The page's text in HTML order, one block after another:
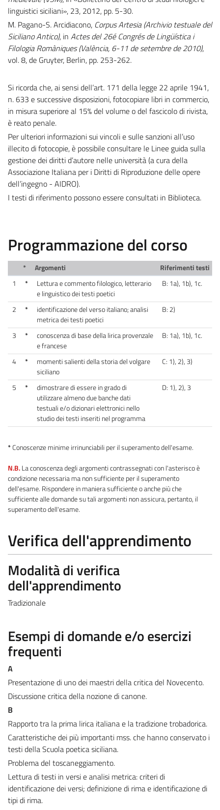
linguistici siciliani», 23, 2012, pp. 5-30.
M. Pagano-S. Arcidiacono, Corpus Artesia (Archivio testuale del
Siciliano Antico), in Actes del 26é Congrés de Lingüística i
Filologia Romàniques (València, 6-11 de setembre de 2010),
vol. 8, de Gruyter, Berlin, pp. 253-262.
Si ricorda che, ai sensi dell’art. 171 della legge 22 aprile 1941,
n. 633 e successive disposizioni, fotocopiare libri in commercio,
in misura superiore al 15% del volume o del fascicolo di rivista,
è reato penale.
Per ulteriori informazioni sui vincoli e sulle sanzioni all’uso
illecito di fotocopie, è possibile consultare le Linee guida sulla
gestione dei diritti d’autore nelle università (a cura della
Associazione Italiana per i Diritti di Riproduzione delle opere
dell’ingegno - AIDRO).
I testi di riferimento possono essere consultati in Biblioteca.
Programmazione del corso
* Argomenti
Riferimenti testi
1
*
Lettura e commento filologico, letterario
e linguistico dei testi poetici
B: 1a), 1b), 1c.
2 *
identificazione del verso italiano; analisi
metrica dei testi poetici
B: 2)
3 *
conoscenza di base della lirica provenzale
e francese
B: 1a), 1b), 1c.
4 *
momenti salienti della storia del volgare
siciliano
C: 1), 2), 3)
5 *
dimostrare di essere in grado di
utilizzare almeno due banche dati
testuali e/o dizionari elettronici nello
studio dei testi inseriti nel programma
D: 1), 2), 3
*Conoscenze minime irrinunciabili per il superamento dell'esame.
N.B.La conoscenza degli argomenti contrassegnati con l'asterisco è
condizione necessaria ma non sufficiente per il superamento
dell'esame. Rispondere in maniera sufficiente o anche più che
sufficiente alle domande su tali argomenti non assicura, pertanto, il
superamento dell'esame.
Verifica dell'apprendimento
Modalità di verifica
dell'apprendimento
Tradizionale
Esempi di domande e/o esercizi
frequenti
A
Presentazione di uno dei maestri della critica del Novecento.
Discussione critica della nozione di canone.
B
Rapporto tra la prima lirica italiana e la tradizione trobadorica.
Caratteristiche dei più importanti mss. che hanno conservato i
testi della Scuola poetica siciliana.
Problema del toscaneggiamento.
Lettura di testi in versi e analisi metrica: criteri di
identificazione dei versi; definizione di rima e identificazione di
tipi di rima.